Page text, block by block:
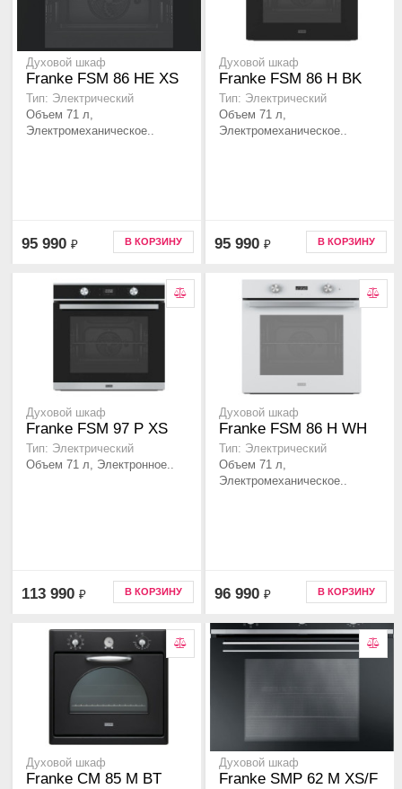
Духовой шкаф
Franke FSM 86 НE XS
Тип: Электрический
Объем 71 л,
Электромеханическое..
95 990 ₽ В КОРЗИНУ
Духовой шкаф
Franke FSM 86 Н BK
Тип: Электрический
Объем 71 л,
Электромеханическое..
95 990 ₽ В КОРЗИНУ
Духовой шкаф
Franke FSM 97 P XS
Тип: Электрический
Объем 71 л, Электронное..
113 990 ₽ В КОРЗИНУ
Духовой шкаф
Franke FSM 86 H WH
Тип: Электрический
Объем 71 л,
Электромеханическое..
96 990 ₽ В КОРЗИНУ
Духовой шкаф
Franke CM 85 M BT
Духовой шкаф
Franke SMP 62 M XS/F